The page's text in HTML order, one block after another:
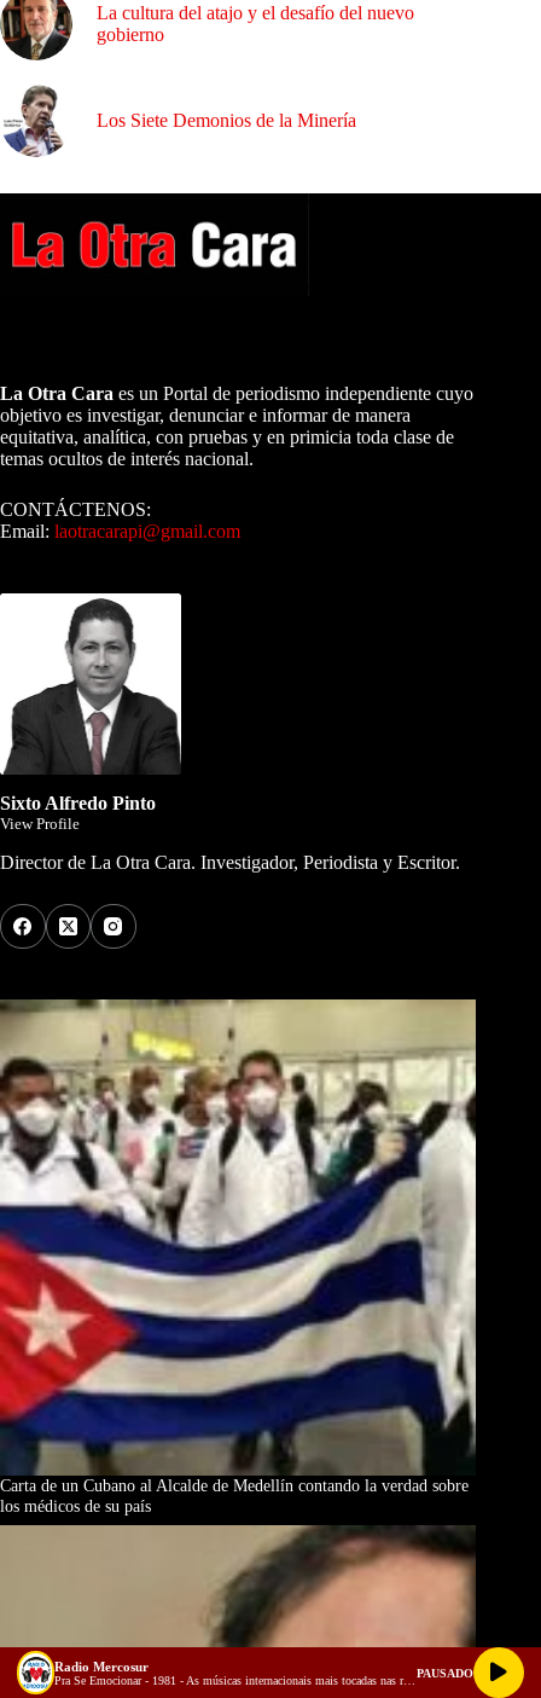
La cultura del atajo y el desafío del nuevo
gobierno
Los Siete Demonios de la Minería
La Otra Cara es un Portal de periodismo independiente cuyo
objetivo es investigar, denunciar e informar de manera
equitativa, analítica, con pruebas y en primicia toda clase de
temas ocultos de interés nacional.
CONTÁCTENOS:
Email: laotracarapi@gmail.com
Sixto Alfredo Pinto
View Profile
Director de La Otra Cara. Investigador, Periodista y Escritor.
Carta de un Cubano al Alcalde de Medellín contando la verdad sobre
los médicos de su país
Radio Mercosur
Pra Se Emocionar - 1981 - As músicas internacionais mais tocadas nas rádios do Brasil
PAUSADO